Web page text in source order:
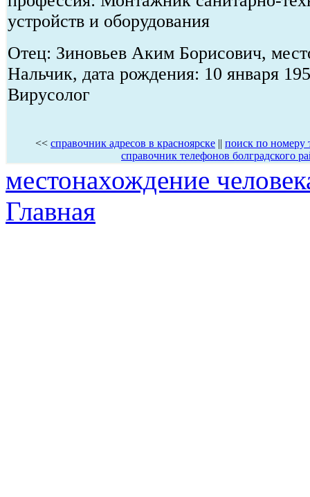
устройств и оборудования
Отец: Зиновьев Аким Борисович,
Нальчик, дата рождения: 10 января
Вирусолог
<< справочник адресов в красноярске || поиск по номеру
справочник телефонов болградского
местонахождение
Главная